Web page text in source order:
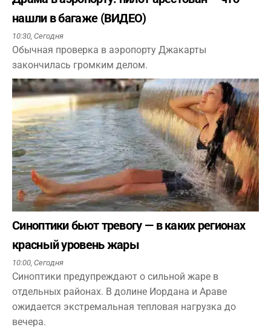
нашли в багаже (ВИДЕО)
10:30, Сегодня
Обычная проверка в аэропорту Джакарты
закончилась громким делом.
Синоптики бьют тревогу — в каких регионах
красный уровень жары
10:00, Сегодня
Синоптики предупреждают о сильной жаре в
отдельных районах. В долине Иордана и Араве
ожидается экстремальная тепловая нагрузка до
вечера.